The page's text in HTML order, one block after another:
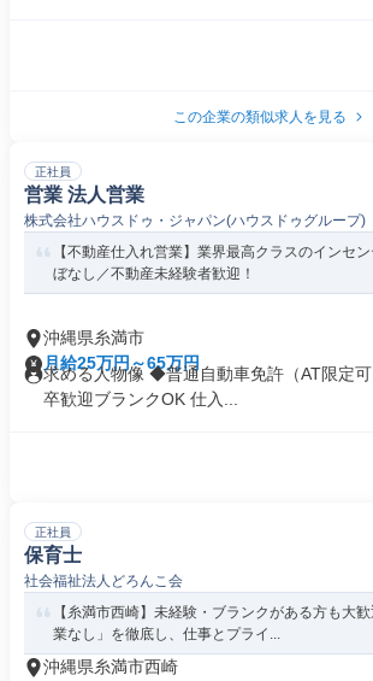
この企業の類似求人を見る
正社員
営業 法人営業
株式会社ハウスドゥ・ジャパン(ハウスドゥグループ)
【不動産仕入れ営業】業界最高クラスのインセ
ぼなし／不動産未経験者歓迎！
沖縄県糸満市
月給25万円～65万円
求める人物像 ◆普通自動車免許（AT限定
卒歓迎ブランクOK 仕入...
正社員
保育士
社会福祉法人どろんこ会
【糸満市西崎】未経験・ブランクがある方も大
業なし」を徹底し、仕事とプライ...
沖縄県糸満市西崎